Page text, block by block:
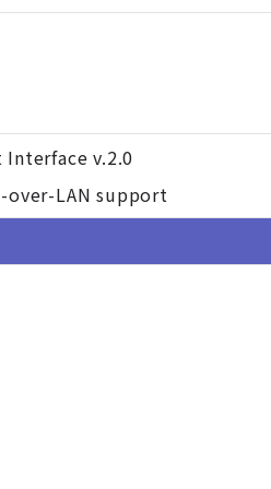
v.2.0
over-LAN support